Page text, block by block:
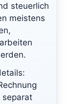
steuerlich
meistens